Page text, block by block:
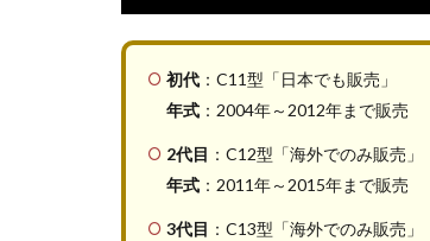
ート
キー
のこ
らお
任
せ！
初代：C11型「日本でも販売」
年式：2004年～2012年まで販売
2代目 ：C12型「海外でのみ販売」
年式：2011年～2015年まで販売
3代目 ：C13型「海外でのみ販売」